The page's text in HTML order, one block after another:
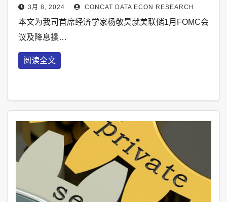
3月 8, 2024 CONCAT DATA ECON RESEARCH
本文为我司首席经济学家杨敬昊就美联储1月FOMC会
议及降息操…
阅读全文